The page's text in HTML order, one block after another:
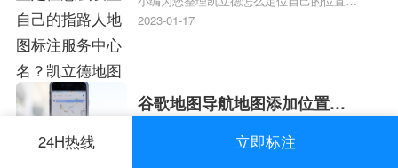
正文！
心名？凯立德地图位置定位怎
啊、手机凯立德地图定位怎么设置往上走、
地图标注服务中心铺招牌相关地图标注知
识，详情可查看下方正文！
2023-01-17
谷歌地图导航地图添加位置？
添加谷歌地图导航位置？
人位置、如何在地图，谷歌地图添加公司位
24H热线 立即标注